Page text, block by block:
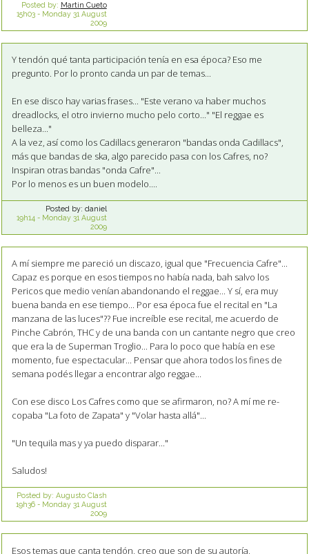
Posted by: Martin Cueto
15h03- Monday 31 August
2009
Y tendón qué tanta participación tenía en esa época? Eso me
pregunto. Por lo pronto canda un par de temas...
En ese disco hay varias frases... "Este verano va haber muchos
dreadlocks, el otro invierno mucho pelo corto..." "El reggae es
belleza..."
A la vez, así como los Cadillacs generaron "bandas onda Cadillacs",
más que bandas de ska, algo parecido pasa con los Cafres, no?
Inspiran otras bandas "onda Cafre"...
Por lo menos es un buen modelo....
Posted by: daniel
19h14 - Monday 31 August
2009
A mí siempre me pareció un discazo, igual que "Frecuencia Cafre"...
Capaz es porque en esos tiempos no había nada, bah salvo los
Pericos que medio venían abandonando el reggae... Y sí, era muy
buena banda en ese tiempo... Por esa época fue el recital en "La
manzana de las luces"?? Fue increíble ese recital, me acuerdo de
Pinche Cabrón, THC y de una banda con un cantante negro que creo
que era la de Superman Troglio... Para lo poco que había en ese
momento, fue espectacular... Pensar que ahora todos los fines de
semana podés llegar a encontrar algo reggae...
Con ese disco Los Cafres como que se afirmaron, no? A mí me re-
copaba "La foto de Zapata" y "Volar hasta allá"...
"Un tequila mas y ya puedo disparar..."
Saludos!
Posted by: Augusto Clash
19h36- Monday 31 August
2009
Esos temas que canta tendón, creo que son de su autoría,